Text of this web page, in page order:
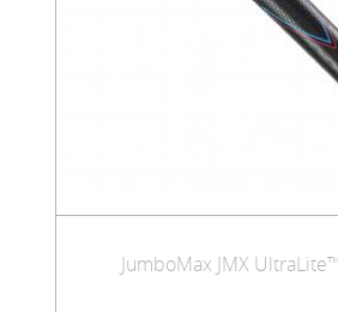
JumboMax JMX